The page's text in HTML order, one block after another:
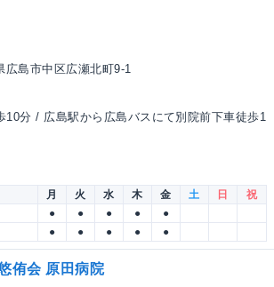
広島市中区広瀬北町9-1
10分 / 広島駅から広島バスにて別院前下車徒歩1
月 火 水 木 金 土 日
祝
● ● ● ●
●
● ● ● ● ●
侑会 原田病院